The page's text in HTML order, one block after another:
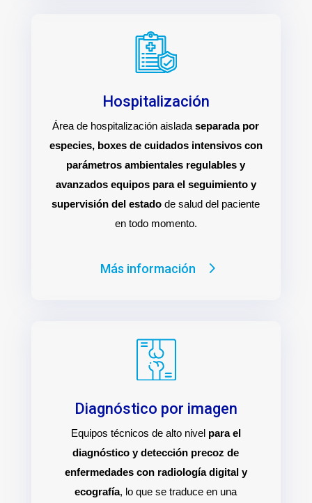
Hospitalización
Área de hospitalización aisladaseparada por
especies, boxes de cuidados intensivos con
parámetros ambientales regulables y
avanzados equipos para el seguimiento y
supervisión del estado de salud del paciente
en todo momento.
Más información
Diagnóstico por imagen
Equipos técnicos de alto nivel para el
diagnóstico y detección precoz de
enfermedades con radiología digital y
ecografía, lo que se traduce en una